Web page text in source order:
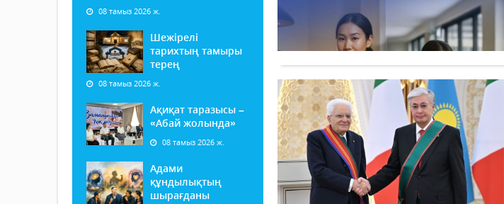
08 тамыз 2026 ж.
Шежірелі
тарихтың тамыры
терең
08 тамыз 2026 ж.
Ақиқат таразысы –
«Абай жолында»
08 тамыз 2026 ж.
Адами
құндылықтың
шырағданы